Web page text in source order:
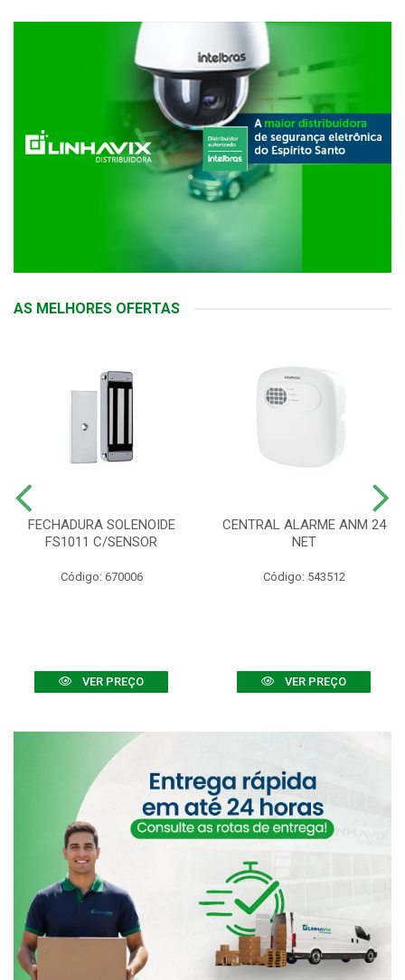
AS MELHORES OFERTAS
FECHADURA SOLENOIDE
FS1011 C/SENSOR
Código: 670006
VER PREÇO
CENTRAL ALARME ANM 24
NET
Código: 543512
VER PREÇO